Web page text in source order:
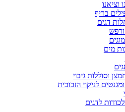
וציאנו
בריף
דגים
ורפש
מים
וסוללות גיבוי
לניקוי הזכוכית
לדגים